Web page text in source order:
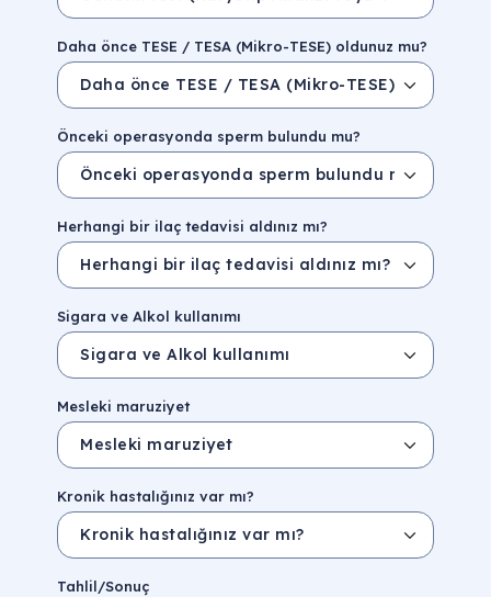
Daha önce TESE / TESA (Mikro-TESE) oldunuz mu?
Önceki operasyonda sperm bulundu mu?
Herhangi bir ilaç tedavisi aldınız mı?
Sigara ve Alkol kullanımı
Mesleki maruziyet
Kronik hastalığınız var mı?
Tahlil/Sonuç